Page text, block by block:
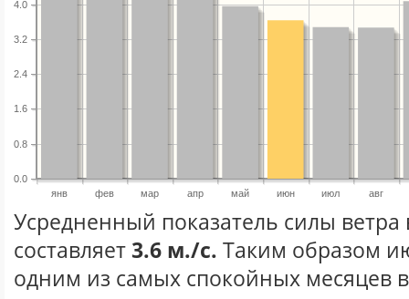
янв фев мар апр май июн июл авг
0.0
0.8
1.6
2.4
3.2
4.0
Усредненный показатель силы
составляет3.6 м./с. Таким образом
одним из самых спокойных месяцев